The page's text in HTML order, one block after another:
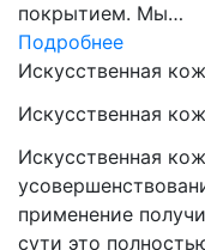
покрытием. Мы…
Подробнее
Искусственная
Искусственная
Искусственная
применение
сути это